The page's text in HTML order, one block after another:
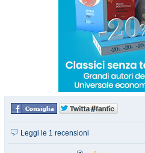
Leggi le 1 recensioni